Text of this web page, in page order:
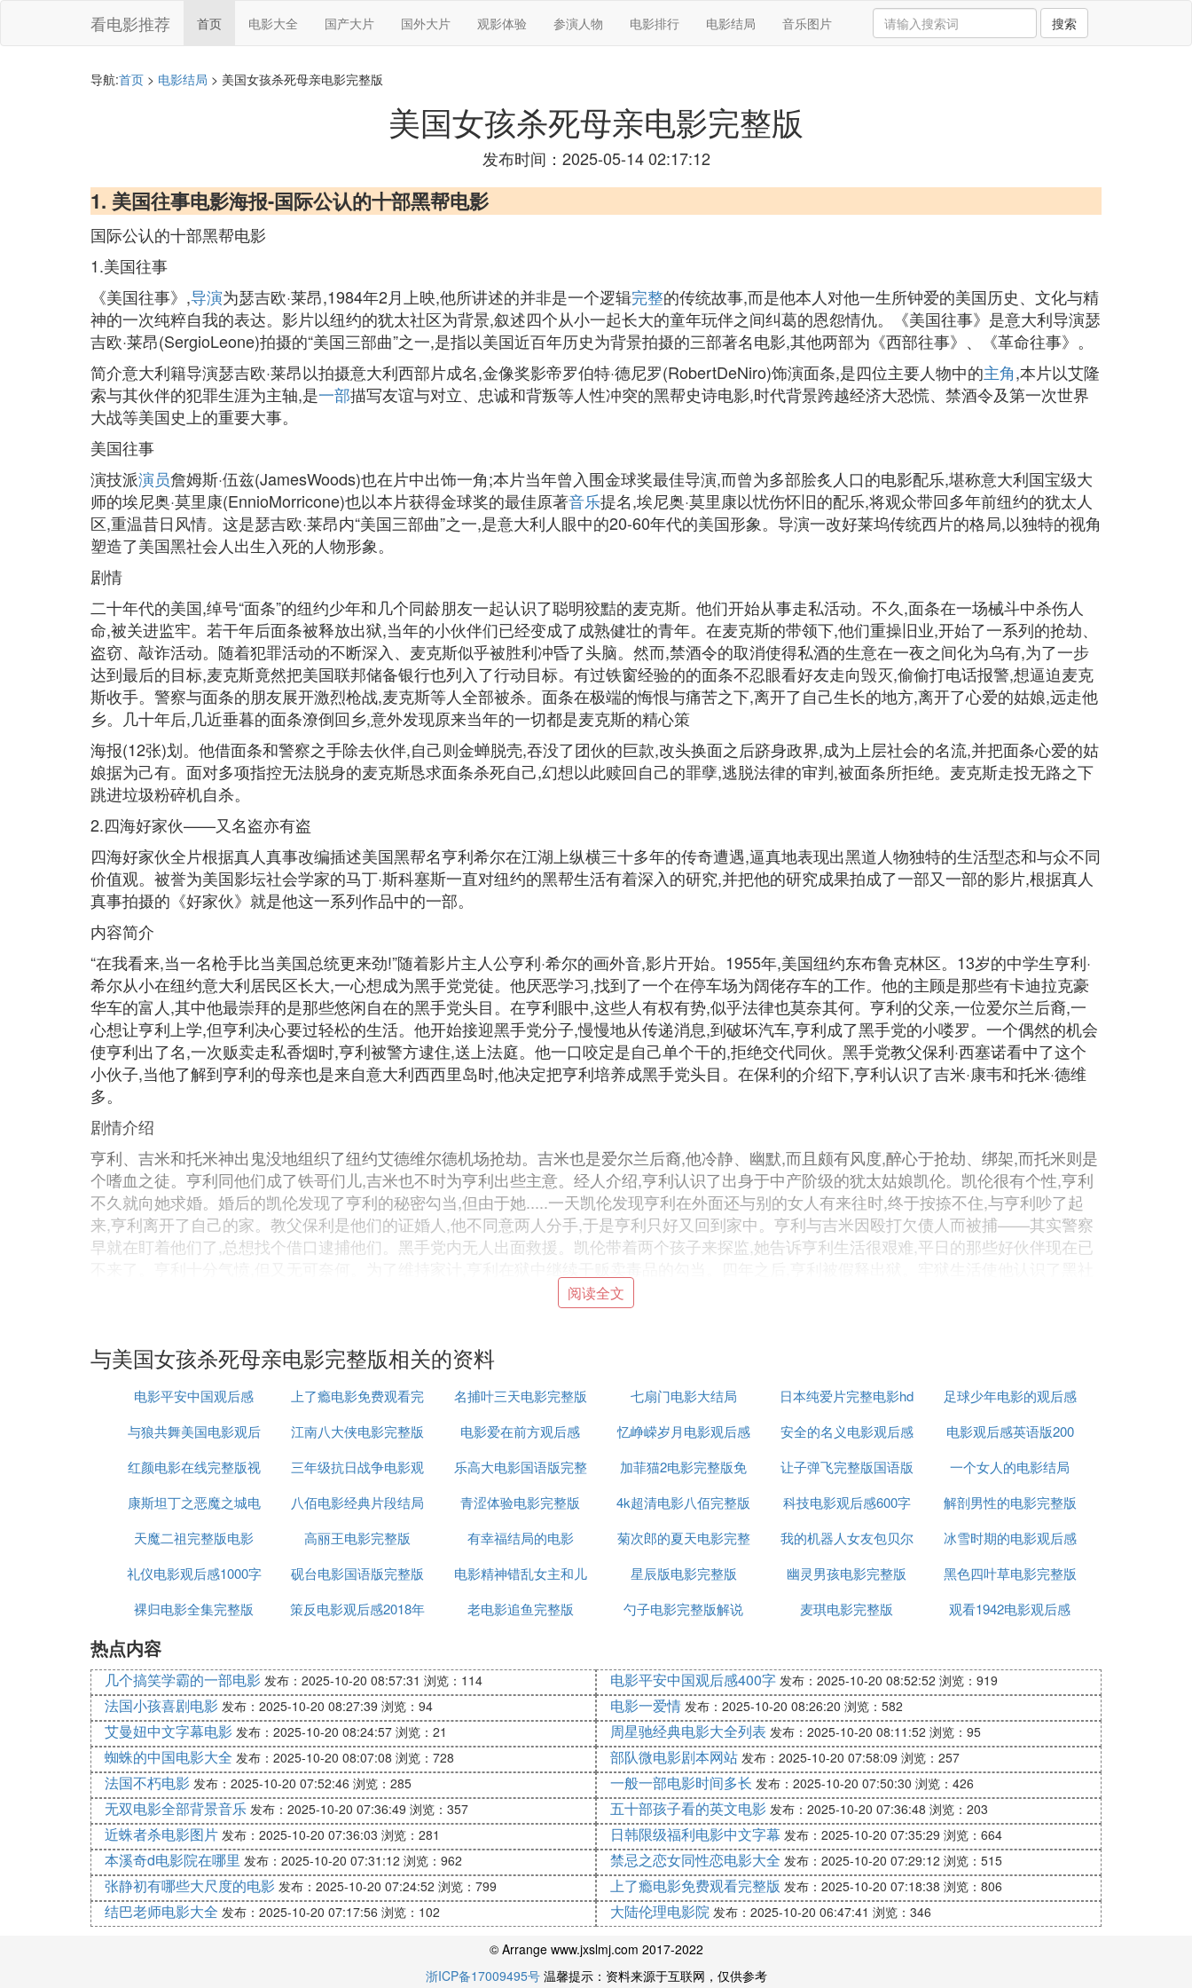
看电影推荐 首页 电影大全 国产大片 国外大片 观影体验 参演人物 电影排行 电影结局 音乐图片 搜索
导航:首页 > 电影结局 > 美国女孩杀死母亲电影完整版
美国女孩杀死母亲电影完整版
发布时间：2025-05-14 02:17:12
1. 美国往事电影海报-国际公认的十部黑帮电影
国际公认的十部黑帮电影
1.美国往事
《美国往事》,导演为瑟吉欧·莱昂,1984年2月上映,他所讲述的并非是一个逻辑完整的传统故事,而是他本人对他一生所钟爱的美国历史、文化与精
神的一次纯粹自我的表达。影片以纽约的犹太社区为背景,叙述四个从小一起长大的童年玩伴之间纠葛的恩怨情仇。《美国往事》是意大利导演瑟
吉欧·莱昂(SergioLeone)拍摄的“美国三部曲”之一,是指以美国近百年历史为背景拍摄的三部著名电影,其他两部为《西部往事》、《革命往事》。
简介意大利籍导演瑟吉欧·莱昂以拍摄意大利西部片成名,金像奖影帝罗伯特·德尼罗(RobertDeNiro)饰演面条,是四位主要人物中的主角,本片以艾隆
索与其伙伴的犯罪生涯为主轴,是一部描写友谊与对立、忠诚和背叛等人性冲突的黑帮史诗电影,时代背景跨越经济大恐慌、禁酒令及第一次世界
大战等美国史上的重要大事。
美国往事
演技派演员詹姆斯·伍兹(JamesWoods)也在片中出饰一角;本片当年曾入围金球奖最佳导演,而曾为多部脍炙人口的电影配乐,堪称意大利国宝级大
师的埃尼奥·莫里康(EnnioMorricone)也以本片获得金球奖的最佳原著音乐提名,埃尼奥·莫里康以忧伤怀旧的配乐,将观众带回多年前纽约的犹太人
区,重温昔日风情。这是瑟吉欧·莱昂内“美国三部曲”之一,是意大利人眼中的20-60年代的美国形象。导演一改好莱坞传统西片的格局,以独特的视角
塑造了美国黑社会人出生入死的人物形象。
剧情
二十年代的美国,绰号“面条”的纽约少年和几个同龄朋友一起认识了聪明狡黠的麦克斯。他们开始从事走私活动。不久,面条在一场械斗中杀伤人
命,被关进监牢。若干年后面条被释放出狱,当年的小伙伴们已经变成了成熟健壮的青年。在麦克斯的带领下,他们重操旧业,开始了一系列的抢劫、
盗窃、敲诈活动。随着犯罪活动的不断深入、麦克斯似乎被胜利冲昏了头脑。然而,禁酒令的取消使得私酒的生意在一夜之间化为乌有,为了一步
达到最后的目标,麦克斯竟然把美国联邦储备银行也列入了行动目标。有过铁窗经验的的面条不忍眼看好友走向毁灭,偷偷打电话报警,想逼迫麦克
斯收手。警察与面条的朋友展开激烈枪战,麦克斯等人全部被杀。面条在极端的悔恨与痛苦之下,离开了自己生长的地方,离开了心爱的姑娘,远走他
乡。几十年后,几近垂暮的面条潦倒回乡,意外发现原来当年的一切都是麦克斯的精心策
海报(12张)划。他借面条和警察之手除去伙伴,自己则金蝉脱壳,吞没了团伙的巨款,改头换面之后跻身政界,成为上层社会的名流,并把面条心爱的姑
娘据为己有。面对多项指控无法脱身的麦克斯恳求面条杀死自己,幻想以此赎回自己的罪孽,逃脱法律的审判,被面条所拒绝。麦克斯走投无路之下
跳进垃圾粉碎机自杀。
2.四海好家伙——又名盗亦有盗
四海好家伙全片根据真人真事改编插述美国黑帮名亨利希尔在江湖上纵横三十多年的传奇遭遇,逼真地表现出黑道人物独特的生活型态和与众不同
价值观。被誉为美国影坛社会学家的马丁·斯科塞斯一直对纽约的黑帮生活有着深入的研究,并把他的研究成果拍成了一部又一部的影片,根据真人
真事拍摄的《好家伙》就是他这一系列作品中的一部。
内容简介
“在我看来,当一名枪手比当美国总统更来劲!”随着影片主人公亨利·希尔的画外音,影片开始。1955年,美国纽约东布鲁克林区。13岁的中学生亨利·
希尔从小在纽约意大利居民区长大,一心想成为黑手党党徒。他厌恶学习,找到了一个在停车场为阔佬存车的工作。他的主顾是那些有卡迪拉克豪
华车的富人,其中他最崇拜的是那些悠闲自在的黑手党头目。在亨利眼中,这些人有权有势,似乎法律也莫奈其何。亨利的父亲,一位爱尔兰后裔,一
心想让亨利上学,但亨利决心要过轻松的生活。他开始接迎黑手党分子,慢慢地从传递消息,到破坏汽车,亨利成了黑手党的小喽罗。一个偶然的机会
使亨利出了名,一次贩卖走私香烟时,亨利被警方逮住,送上法庭。他一口咬定是自己单个干的,拒绝交代同伙。黑手党教父保利·西塞诺看中了这个
小伙子,当他了解到亨利的母亲也是来自意大利西西里岛时,他决定把亨利培养成黑手党头目。在保利的介绍下,亨利认识了吉米·康韦和托米·德维
多。
剧情介绍
亨利、吉米和托米神出鬼没地组织了纽约艾德维尔德机场抢劫。吉米也是爱尔兰后裔,他冷静、幽默,而且颇有风度,醉心于抢劫、绑架,而托米则是
个嗜血之徒。亨利同他们成了铁哥们儿,吉米也不时为亨利出些主意。经人介绍,亨利认识了出身于中产阶级的犹太姑娘凯伦。凯伦很有个性,亨利
不久就向她求婚。婚后的凯伦发现了亨利的秘密勾当,但由于她.....一天凯伦发现亨利在外面还与别的女人有来往时,终于按捺不住,与亨利吵了起
来,亨利离开了自己的家。教父保利是他们的证婚人,他不同意两人分手,于是亨利只好又回到家中。亨利与吉米因殴打欠债人而被捕——其实警察
早就在盯着他们了,总想找个借口逮捕他们。黑手党内无人出面救援。凯伦带着两个孩子来探监,她告诉亨利生活很艰难,平日的那些好伙伴现在已
会的无情无义,但他没有别的出路,仍然去找保利。保利给了他一笔钱,于是亨利又同刚刚出狱不久的吉米、托米干起老行当。亨利来到匹兹堡,逐渐
成为有权势的黑社会头子。1980年,亨利、吉米等人又策划了一次大行动,通过绑架抢劫了六百万美元,引起联邦调查局的注意。联邦调查局及警方
同时吉米也不再接近亨利了。亨利发现警方正在跟踪他,他告诉了凯伦并让她做好准备:他决心向警方透露黑手党内幕。在法庭上,亨利揭发了保利
换姓后开始了新的生活。
关于电影《美国往事》剧情
意大利籍导演瑟吉欧·莱昂以拍摄意大利西部片成名,金像奖影帝罗伯特·德尼罗(RobertDeNiro)饰演面条,是四位主要人物中的主角,本片以艾隆索与
等美国史上的重要大事。美国往事演技派演员詹姆斯·伍兹(JamesWoods)也在片中出饰一角;本片当年曾入围金球奖最佳导演,而曾为多部脍炙人
口的电影配乐,堪称意大利国宝级大师的埃尼奥·莫里康(EnnioMorricone)也以本片获得金球奖的最佳原著音乐提名,埃尼奥·莫里康以忧伤怀旧的配
乐,将观众带回多年前纽约的犹太人区,重温昔日风情。
这是瑟吉欧·莱昂内“美国三部曲”之一,是意大利人眼中的20-60年代的美国形象。导演一改好莱坞传统西片的格局,以独特的视角塑造了美国黑社会
人出生入死的人物形象。
二十年代的美国,绰号“面条”的纽约少年和几个同龄朋友一起认识了聪明狡黠的麦克斯。他们开始从事走私活动。不久,面条在一场械斗中杀伤人
命,被关进监牢。
若干年后面条被释放出狱,当年的小伙伴们已经变成了成熟健壮的青年。在麦克斯的带领下,他们重操旧业,开始了一系列的抢劫、盗窃、敲诈活
动。随着犯罪活动的不断深入,麦克斯似乎被胜利冲昏了头脑。然而,禁酒令的取消使得私酒的生意在一夜之间化为乌有,为了一步达到最后的目标,
麦克斯竟然把美国联邦储备银行也列入了行动目标。有过铁窗经验的的面条不忍眼看好友走向毁灭,偷偷打电话报警,想逼迫麦克斯收手。警察与
面条的朋友展开激烈枪战,麦克斯等人全部被杀。面条在极端的悔恨与痛苦之下,离开了自己生长的地方,离开了心爱的姑娘,远走他乡。
几十年后,几近垂暮的面条潦倒回乡,意外发现原来当年的一切都是麦克斯的精心策海报(12张)划。他借面条和警察之手除去伙伴,自己则金蝉脱壳,
吞没了团伙的巨款,改头换面之后跻身政界,成为上层社会的名流,并把面条心爱的姑娘据为己有。面对多项指控无法脱身的麦克斯恳求面条杀死自
己,幻想以此赎回自己的罪孽,逃脱法律的审判,被面条所拒绝。麦克斯走投无路之下跳进垃圾粉碎机自杀。
1.电影开始:1933年
一群杀手在到处寻找“面条”。在他住处打死他女人,在友人“肥摩”的餐馆杀手们里得知面条在唐人街的皮影剧院。皮影剧院楼上是烟馆。抽大烟的
面条在新闻上看到他的三个同伙被打死:曼克斯,斜眼和派翠。虚幻中他听到电话铃声,脑海里出现一个狂欢酒会。在酒会上他曾给警察局打过个电
从烟馆出来后他在街上看到三具尸首。从死者面部他可以清楚认出斜眼和派翠。曼克斯的脸被严重烧毁,难以辨认。他来到肥摩的餐馆,放开反绑
阅读全文
与美国女孩杀死母亲电影完整版相关的资料
电影平安中国观后感
400字
上了瘾电影免费观看完
整版
名捕叶三天电影完整版 七扇门电影大结局 日本纯爱片完整电影hd
足球少年电影的观后感
50
与狼共舞美国电影观后
感
江南八大侠电影完整版
哔哩
电影爱在前方观后感
忆峥嵘岁月电影观后感
600
安全的名义电影观后感
600字
电影观后感英语版200
词
红颜电影在线完整版视
频
三年级抗日战争电影观
后感
乐高大电影国语版完整
加菲猫2电影完整版免
费
让子弹飞完整版国语版
电影
一个女人的电影结局
康斯坦丁之恶魔之城电
影完整版
八佰电影经典片段结局 青涩体验电影完整版 4k超清电影八佰完整版
科技电影观后感600字
作文
解剖男性的电影完整版
天魔二祖完整版电影
高丽王电影完整版 有幸福结局的电影
菊次郎的夏天电影完整
版在线
我的机器人女友包贝尔
完整版电影
冰雪时期的电影观后感
礼仪电影观后感1000字
砚台电影国语版完整版
电影精神错乱女主和儿
子结局
星辰版电影完整版 幽灵男孩电影完整版
黑色四叶草电影完整版
裸归电影全集完整版
策反电影观后感2018年 老电影追鱼完整版 勺子电影完整版解说 麦琪电影完整版
观看1942电影观后感
热点内容
几个搞笑学霸的一部电影 发布：2025-10-20 08:57:31 浏览：114 电影平安中国观后感400字 发布：2025-10-20 08:52:52 浏览：919
法国小孩喜剧电影 发布：2025-10-20 08:27:39 浏览：94 电影一爱情 发布：2025-10-20 08:26:20 浏览：582
艾曼妞中文字幕电影 发布：2025-10-20 08:24:57 浏览：21 周星驰经典电影大全列表 发布：2025-10-20 08:11:52 浏览：95
蜘蛛的中国电影大全 发布：2025-10-20 08:07:08 浏览：728 部队微电影剧本网站 发布：2025-10-20 07:58:09 浏览：257
法国不朽电影 发布：2025-10-20 07:52:46 浏览：285 一般一部电影时间多长 发布：2025-10-20 07:50:30 浏览：426
无双电影全部背景音乐 发布：2025-10-20 07:36:49 浏览：357 五十部孩子看的英文电影 发布：2025-10-20 07:36:48 浏览：203
近蛛者杀电影图片 发布：2025-10-20 07:36:03 浏览：281 日韩限级福利电影中文字幕 发布：2025-10-20 07:35:29 浏览：664
本溪奇d电影院在哪里 发布：2025-10-20 07:31:12 浏览：962 禁忌之恋女同性恋电影大全 发布：2025-10-20 07:29:12 浏览：515
张静初有哪些大尺度的电影 发布：2025-10-20 07:24:52 浏览：799 上了瘾电影免费观看完整版 发布：2025-10-20 07:18:38 浏览：806
结巴老师电影大全 发布：2025-10-20 07:17:56 浏览：102 大陆伦理电影院 发布：2025-10-20 06:47:41 浏览：346
© Arrange www.jxslmj.com 2017-2022
浙ICP备17009495号温馨提示：资料来源于互联网，仅供参考